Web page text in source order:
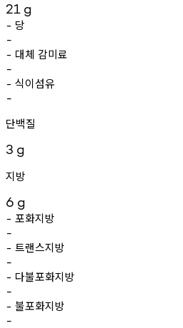
21 g
- 당
-
- 대체 감미료
-
- 식이섬유
-
단백질
3 g
지방
6 g
- 포화지방
-
- 트랜스지방
-
- 다불포화지방
-
- 불포화지방
-